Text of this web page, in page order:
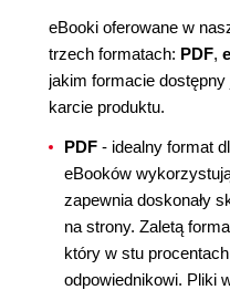
eBooki oferowane w
trzech formatach: PDF,
jakim formacie
karcie produktu.
PDF - idealny format
eBooków
zapewnia doskonały
na strony. Zaletą
który w stu
odpowiednikowi. Pliki